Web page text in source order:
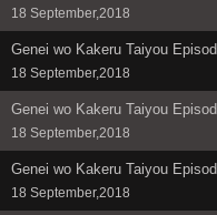
18 September,2018
Genei wo Kakeru Taiyou
18 September,2018
Genei wo Kakeru Taiyou
18 September,2018
Genei wo Kakeru Taiyou
18 September,2018